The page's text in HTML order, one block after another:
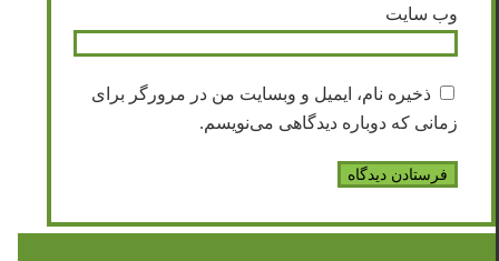
وب‌ سایت
ذخیره نام، ایمیل و وبسایت من در مرورگر برای
زمانی که دوباره دیدگاهی می‌نویسم.